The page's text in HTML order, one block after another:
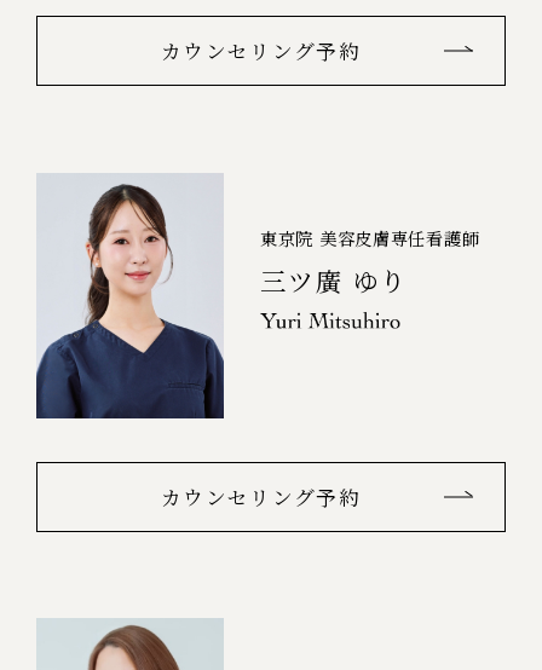
カウンセリング予約
東京院 美容皮膚専任看護師
三ツ廣 ゆり
カウンセリング予約